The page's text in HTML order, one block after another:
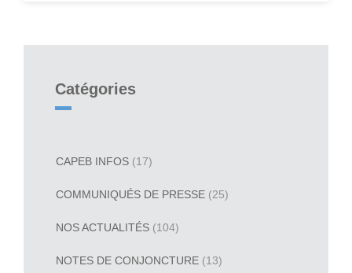
Catégories
CAPEB INFOS (17)
COMMUNIQUÉS DE PRESSE (25)
NOS ACTUALITÉS (104)
NOTES DE CONJONCTURE (13)